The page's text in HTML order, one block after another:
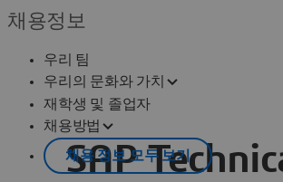
채용정보
우리 팀
우리의 문화와 가치
재학생 및 졸업자
채용방법
채용 정보 모두 보기
SAP